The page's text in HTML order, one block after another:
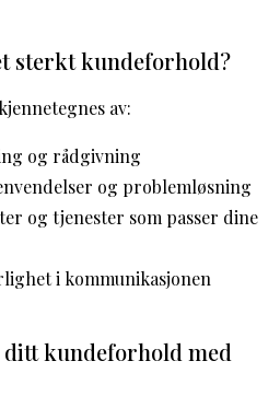
sterkt kundeforhold?
av:
og rådgivning
og problemløsning
og tjenester som passer dine
i kommunikasjonen
kundeforhold med